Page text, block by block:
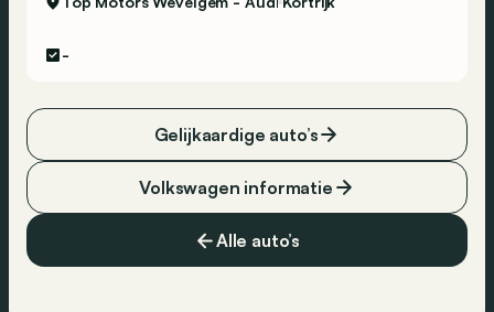
-
Alle auto’s
Volkswagen informatie
Gelijkaardige auto’s